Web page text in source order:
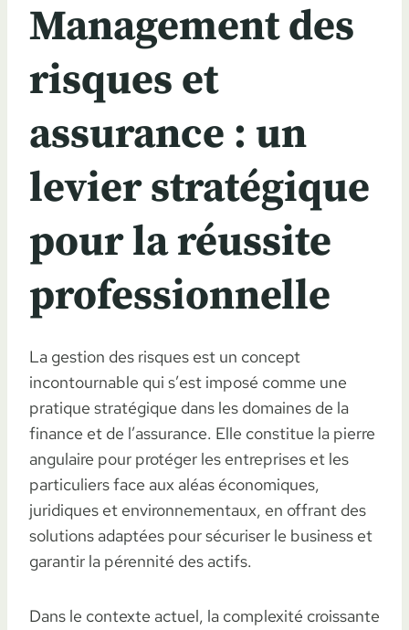
Management des
risques et
assurance : un
levier stratégique
pour la réussite
professionnelle
La gestion des risques est un concept
incontournable qui s’est imposé comme une
pratique stratégique dans les domaines de la
finance et de l’assurance. Elle constitue la pierre
angulaire pour protéger les entreprises et les
particuliers face aux aléas économiques,
juridiques et environnementaux, en offrant des
solutions adaptées pour sécuriser le business et
garantir la pérennité des actifs.
Dans le contexte actuel, la complexité croissante